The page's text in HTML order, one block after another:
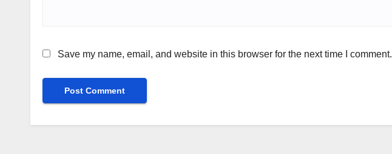
Save my name, email, and website in this browser for the next time I comment.